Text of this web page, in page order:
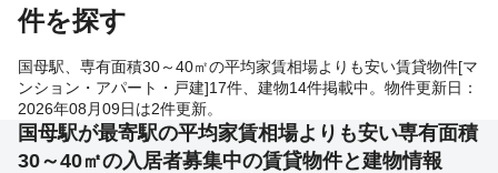
件を探す
国母駅、専有面積30～40㎡の平均家賃相場よりも安い賃貸物件[マ
ンション・アパート・戸建]17件、建物14件掲載中。物件更新日：
2026年08月09日は2件更新。
国母駅が最寄駅の平均家賃相場よりも安い専有面積
30～40㎡の入居者募集中の賃貸物件と建物情報